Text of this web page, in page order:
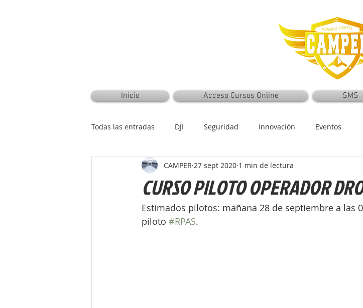
Inicio Acceso Cursos Online SMS
Todas las entradas DJI Seguridad Innovación Eventos
CURSO PILOTO OPERADOR
CAMPER 27 sept 2020 1 min de lectura
Estimados pilotos: mañana 28 de septiembre a las
piloto #RPAS.